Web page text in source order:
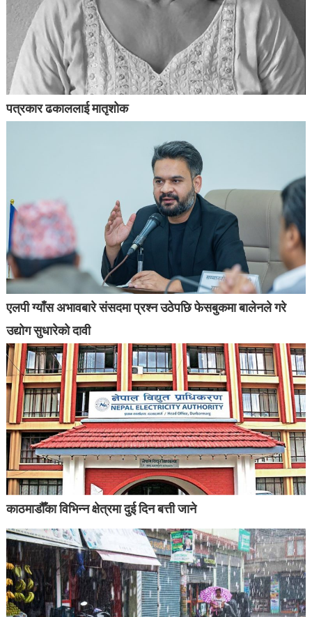
पत्रकार ढकाललाई मातृशोक
एलपी ग्याँस अभावबारे संसदमा प्रश्न उठेपछि फेसबुकमा बालेनले गरे
उद्योग सुधारेको दावी
काठमाडौँका विभिन्न क्षेत्रमा दुई दिन बत्ती जाने